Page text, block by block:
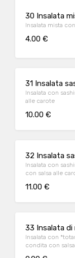
30 Insalata
Insalata mista
4.00 €
31 Insalata
Insalata con
alle carote
10.00 €
32 Insalata
Insalata con
con salsa alle
11.00 €
33 Insalata di
Insalata con
condita con